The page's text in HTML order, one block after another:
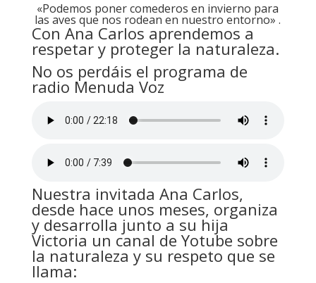
«Podemos poner comederos en invierno para
las aves que nos rodean en nuestro entorno» .
Con Ana Carlos aprendemos a
respetar y proteger la naturaleza.
No os perdáis el programa de
radio Menuda Voz
Nuestra invitada Ana Carlos,
desde hace unos meses, organiza
y desarrolla junto a su hija
Victoria un canal de Yotube sobre
la naturaleza y su respeto que se
llama: